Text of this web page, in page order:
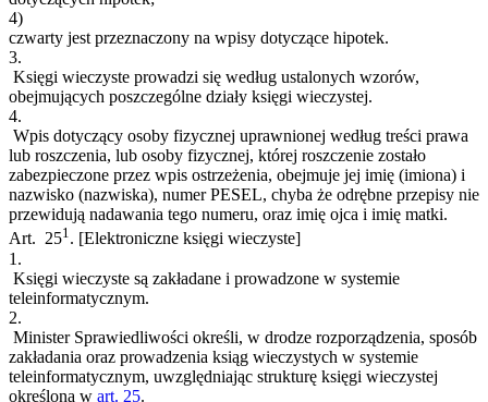
4)
czwarty jest przeznaczony na wpisy dotyczące hipotek.
3.
Księgi wieczyste prowadzi się według ustalonych wzorów,
obejmujących poszczególne działy księgi wieczystej.
4.
Wpis dotyczący osoby fizycznej uprawnionej według treści prawa
lub roszczenia, lub osoby fizycznej, której roszczenie zostało
zabezpieczone przez wpis ostrzeżenia, obejmuje jej imię (imiona) i
nazwisko (nazwiska), numer PESEL, chyba że odrębne przepisy nie
przewidują nadawania tego numeru, oraz imię ojca i imię matki.
Art. 251. [Elektroniczne księgi wieczyste]
1.
Księgi wieczyste są zakładane i prowadzone w systemie
teleinformatycznym.
2.
Minister Sprawiedliwości określi, w drodze rozporządzenia, sposób
zakładania oraz prowadzenia ksiąg wieczystych w systemie
teleinformatycznym, uwzględniając strukturę księgi wieczystej
określoną w art. 25.